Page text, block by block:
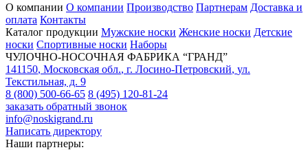
О компании О компании Производство Партнерам Доставка и
оплата Контакты
Каталог продукции Мужские носки Женские носки Детские
носки Спортивные носки Наборы
ЧУЛОЧНО-НОСОЧНАЯ ФАБРИКА “ГРАНД”
141150, Московская обл., г. Лосино-Петровский, ул.
Текстильная, д. 9
8 (800) 500-66-65 8 (495) 120-81-24
заказать обратный звонок
info@noskigrand.ru
Написать директору
Наши партнеры: